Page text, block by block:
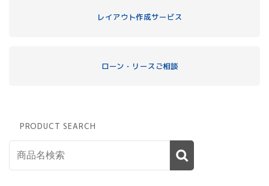
レイアウト作成サービス
ローン・リースご相談
PRODUCT SEARCH